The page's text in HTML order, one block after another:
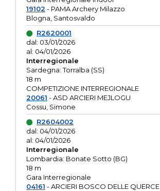
19102 - PAMA Archery Milazzo
Blogna, Santosvaldo
R2620001
dal: 03/01/2026
al: 04/01/2026
Interregionale
Sardegna: Torralba (SS)
18 m
COMPETIZIONE INTERREGIONALE
20061 - ASD ARCIERI MEJLOGU
Cossu, Simone
R2604002
dal: 04/01/2026
al: 04/01/2026
Interregionale
Lombardia: Bonate Sotto (BG)
18 m
Gara Interregionale
04161 - ARCIERI BOSCO DELLE QUERCE